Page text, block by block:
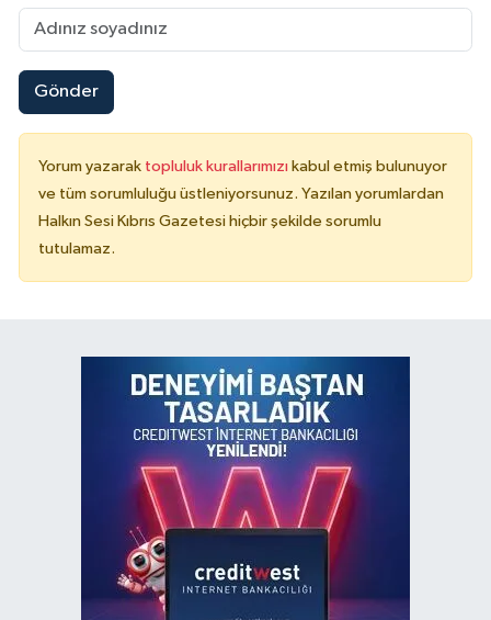
Gönder
Yorum yazarak topluluk kurallarımızı kabul etmiş bulunuyor
ve tüm sorumluluğu üstleniyorsunuz. Yazılan yorumlardan
Halkın Sesi Kıbrıs Gazetesi hiçbir şekilde sorumlu
tutulamaz.